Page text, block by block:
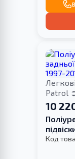
Patrol
10
Код